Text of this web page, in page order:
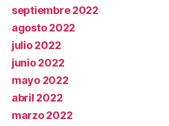
septiembre 2022
agosto 2022
julio 2022
junio 2022
mayo 2022
abril 2022
marzo 2022